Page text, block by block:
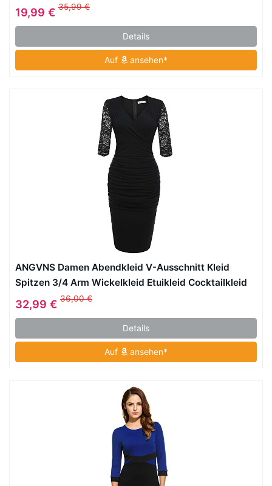
Ärmellos
19,99 € 35,99 €
Details
Auf ansehen*
ANGVNS Damen Abendkleid V-Ausschnitt Kleid
Spitzen 3/4 Arm Wickelkleid Etuikleid Cocktailkleid
32,99 € 36,00 €
Details
Auf ansehen*